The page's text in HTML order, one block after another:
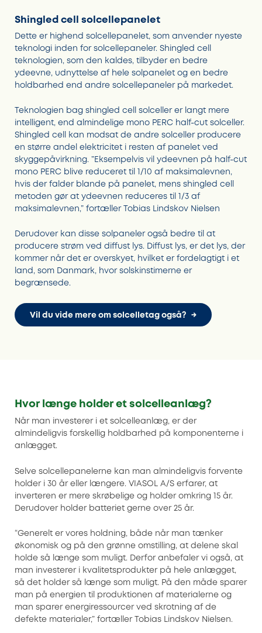
Shingled cell solcellepanelet
Dette er highend solcellepanelet, som anvender nyeste
teknologi inden for solcellepaneler. Shingled cell
teknologien, som den kaldes, tilbyder en bedre
ydeevne, udnyttelse af hele solpanelet og en bedre
holdbarhed end andre solcellepaneler på markedet.
Teknologien bag shingled cell solceller er langt mere
intelligent, end almindelige mono PERC half-cut solceller.
Shingled cell kan modsat de andre solceller producere
en større andel elektricitet i resten af panelet ved
skyggepåvirkning. ”Eksempelvis vil ydeevnen på half-cut
mono PERC blive reduceret til 1/10 af maksimalevnen,
hvis der falder blande på panelet, mens shingled cell
metoden gør at ydeevnen reduceres til 1/3 af
maksimalevnen,” fortæller Tobias Lindskov Nielsen
Derudover kan disse solpaneler også bedre til at
producere strøm ved diffust lys. Diffust lys, er det lys, der
kommer når det er overskyet, hvilket er fordelagtigt i et
land, som Danmark, hvor solskinstimerne er
begrænsede.
Vil du vide mere om solcelletag også?
Hvor længe holder et solcelleanlæg?
Når man investerer i et solcelleanlæg, er der
almindeligvis forskellig holdbarhed på komponenterne i
anlægget.
Selve solcellepanelerne kan man almindeligvis forvente
holder i 30 år eller længere. VIASOL A/S erfarer, at
inverteren er mere skrøbelige og holder omkring 15 år.
Derudover holder batteriet gerne over 25 år.
“Generelt er vores holdning, både når man tænker
økonomisk og på den grønne omstilling, at delene skal
holde så længe som muligt. Derfor anbefaler vi også, at
man investerer i kvalitetsprodukter på hele anlægget,
så det holder så længe som muligt. På den måde sparer
man på energien til produktionen af materialerne og
man sparer energiressourcer ved skrotning af de
defekte materialer,” fortæller Tobias Lindskov Nielsen.